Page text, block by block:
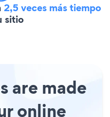
2,5 veces más tiempo
sitio
are made
online